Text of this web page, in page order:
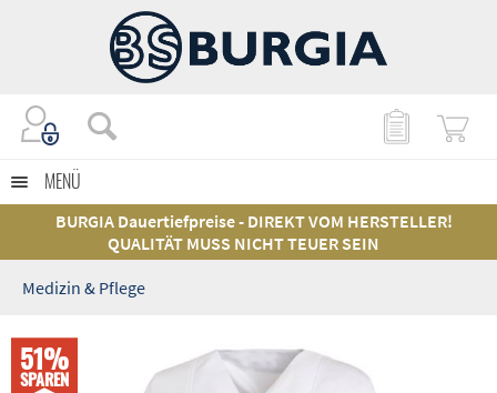
MENÜ
BURGIA Dauertiefpreise - DIREKT VOM HERSTELLER!
QUALITÄT MUSS NICHT TEUER SEIN
Medizin & Pflege
51%
SPAREN